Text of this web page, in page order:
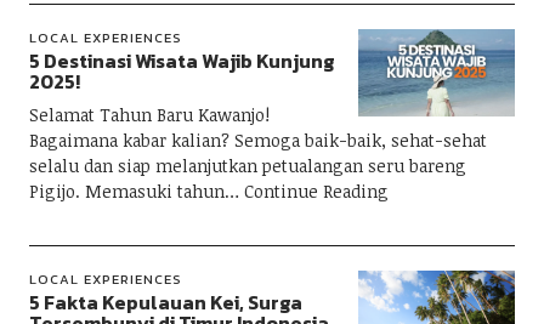
LOCAL EXPERIENCES
5 Destinasi Wisata Wajib Kunjung
2025!
Selamat Tahun Baru Kawanjo!
Bagaimana kabar kalian? Semoga baik-baik, sehat-sehat
selalu dan siap melanjutkan petualangan seru bareng
Pigijo. Memasuki tahun
Continue Reading
LOCAL EXPERIENCES
5 Fakta Kepulauan Kei, Surga